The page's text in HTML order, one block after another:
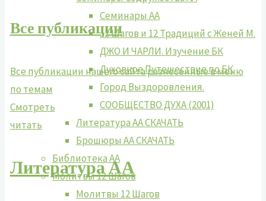
Семинары АА
12 Шагов и 12 Традиций с Женей М.
ДЖО И ЧАРЛИ. Изучение БК
Духовное Путешествие по БК
Город Выздоровления.
СООБЩЕСТВО ДУХА (2001)
Литература АА СКАЧАТЬ
Брошюры АА СКАЧАТЬ
Библиотека АА
Молитвы 12 Шагов
Молитвы 12 Шагов
Все публикации
Все публикации нашего сайта разнесенные в меню
по темам
Смотреть
читать
Литература АА